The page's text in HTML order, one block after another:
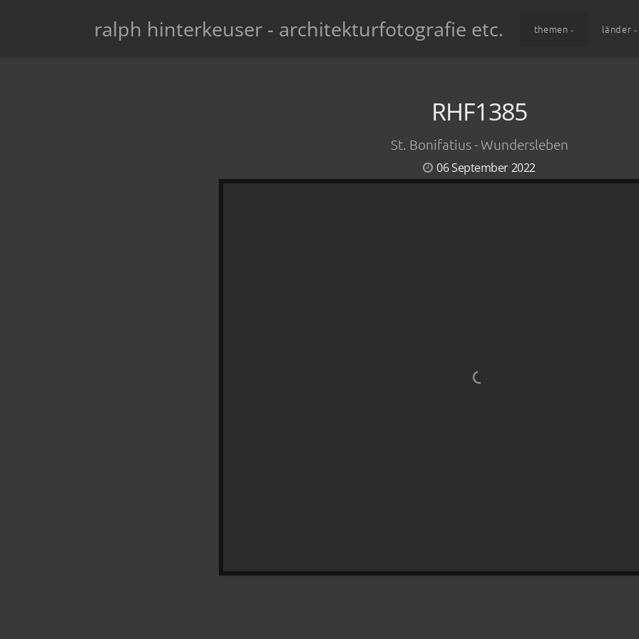
ralph hinterkeuser - architekturfotografie etc. themen länder
RHF1385
St. Bonifatius - Wundersleben
06 September 2022